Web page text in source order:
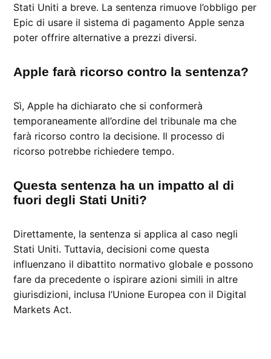
Stati Uniti a breve. La sentenza rimuove l’obbligo per
Epic di usare il sistema di pagamento Apple senza
poter offrire alternative a prezzi diversi.
Apple farà ricorso contro la sentenza?
Sì, Apple ha dichiarato che si conformerà
temporaneamente all’ordine del tribunale ma che
farà ricorso contro la decisione. Il processo di
ricorso potrebbe richiedere tempo.
Questa sentenza ha un impatto al di
fuori degli Stati Uniti?
Direttamente, la sentenza si applica al caso negli
Stati Uniti. Tuttavia, decisioni come questa
influenzano il dibattito normativo globale e possono
fare da precedente o ispirare azioni simili in altre
giurisdizioni, inclusa l’Unione Europea con il Digital
Markets Act.